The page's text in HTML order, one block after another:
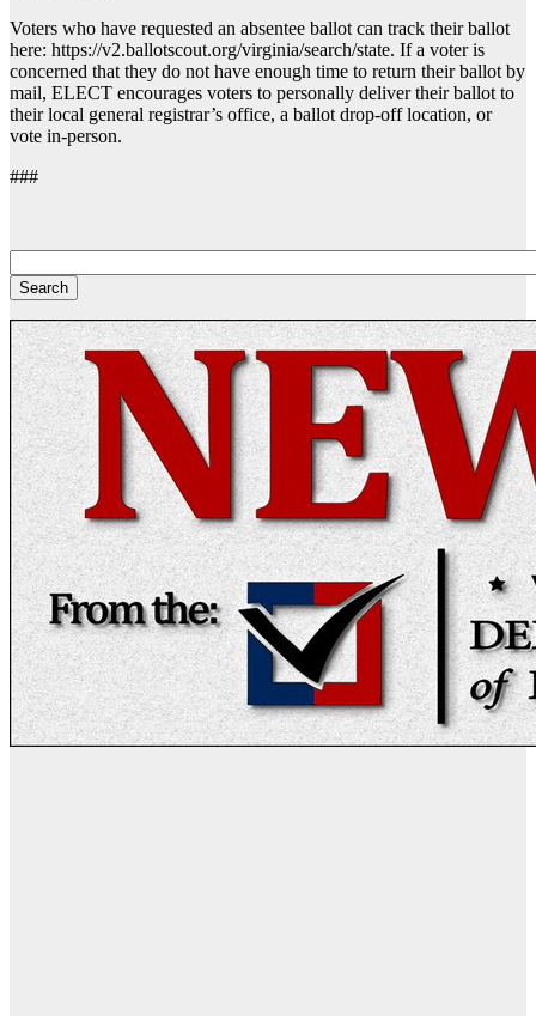
Voters who have requested an absentee ballot can track their ballot
here: https://v2.ballotscout.org/virginia/search/state. If a voter is
concerned that they do not have enough time to return their ballot by
mail, ELECT encourages voters to personally deliver their ballot to
their local general registrar’s office, a ballot drop-off location, or
vote in-person.
###